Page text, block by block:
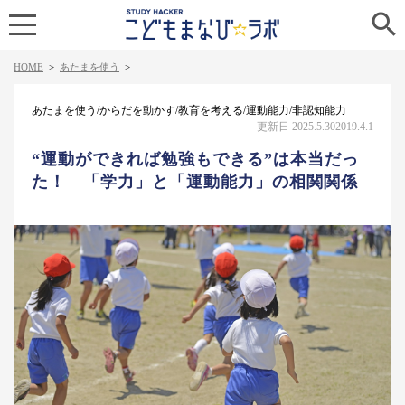

HOME > あたまを使う >
あたまを使う/からだを動かす/教育を考える/運動能力/非認知能力
2019.4.1
更新日 2025.5.30
“運動ができれば勉強もできる”は本当だっ
た！ 「学力」と「運動能力」の相関関係